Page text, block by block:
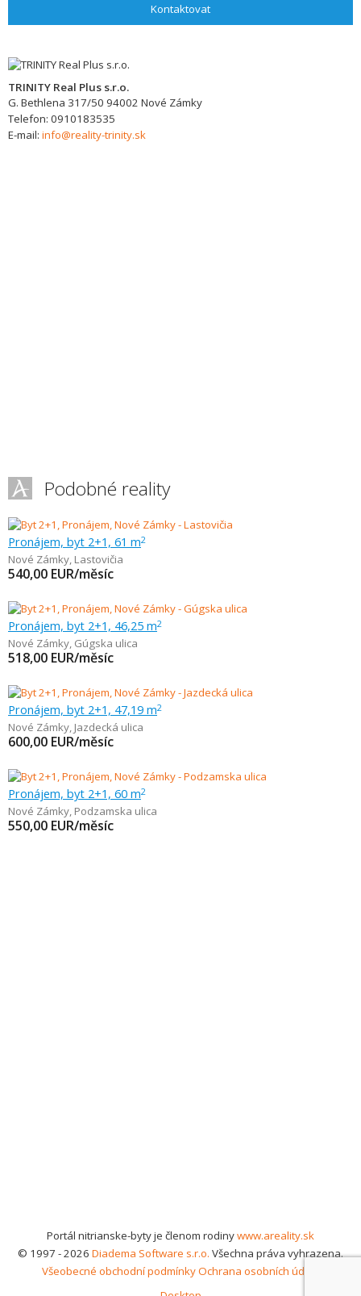
Kontaktovat
TRINITY Real Plus s.r.o.
G. Bethlena 317/50 94002 Nové Zámky
Telefon: 0910183535
E-mail: info@reality-trinity.sk
Podobné reality
Pronájem, byt 2+1, 61 m2
Nové Zámky, Lastovičia
540,00 EUR/měsíc
Pronájem, byt 2+1, 46,25 m2
Nové Zámky, Gúgska ulica
518,00 EUR/měsíc
Pronájem, byt 2+1, 47,19 m2
Nové Zámky, Jazdecká ulica
600,00 EUR/měsíc
Pronájem, byt 2+1, 60 m2
Nové Zámky, Podzamska ulica
550,00 EUR/měsíc
Portál nitrianske-byty je členom rodinywww.areality.sk
© 1997 - 2026 Diadema Software s.r.o. Všechna práva vyhrazena.
Všeobecné obchodní podmínkyOchrana osobních údajů